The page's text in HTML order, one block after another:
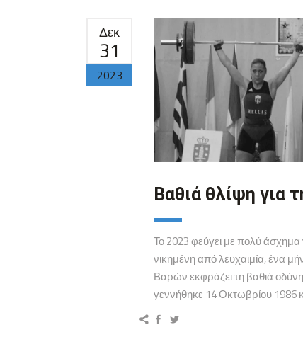
Δεκ
31
2023
Βαθιά θλίψη για
Το 2023 φεύγει με πολύ άσχημα
νικημένη από λευχαιμία, ένα
Βαρών εκφράζει τη βαθιά
γεννήθηκε 14 Οκτωβρίου 1986